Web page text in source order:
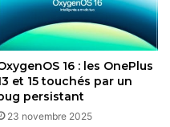
Watch 3 Mini ne se
elle sera disponible dans
pour ceux qui
compacité,
16 : les OnePlus
et 15 touchés par un
persistant
23 novembre 2025